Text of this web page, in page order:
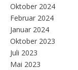
Oktober 2024
Februar 2024
Januar 2024
Oktober 2023
Juli 2023
Mai 2023